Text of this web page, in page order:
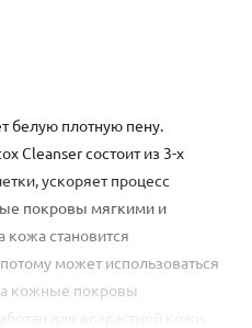
белую плотную пену.
Cleanser состоит из 3-х
ускоряет процесс
покровы мягкими и
кожа становится
может использоваться
кожные покровы
для возрастной кожи,